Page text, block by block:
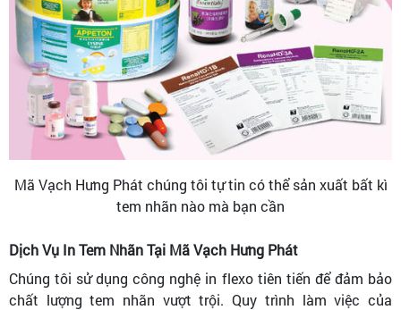
Mã Vạch Hưng Phát chúng tôi tự tin có thể sản xuất bất kì
tem nhãn nào mà bạn cần
Dịch Vụ In Tem Nhãn Tại Mã Vạch Hưng Phát
Chúng tôi sử dụng công nghệ in flexo tiên tiến để đảm bảo
chất lượng tem nhãn vượt trội. Quy trình làm việc của